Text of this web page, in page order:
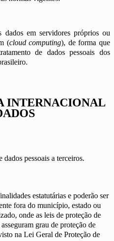
em servidores próprios ou
(cloud computing), de forma que
de dados pessoais dos
INTERNACIONAL
pessoais a terceiros.
estatutárias e poderão ser
fora do município, estado ou
onde as leis de proteção de
grau de proteção de
na Lei Geral de Proteção de